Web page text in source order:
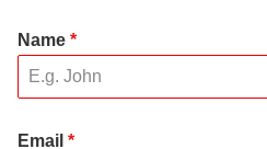
Name *
Email *